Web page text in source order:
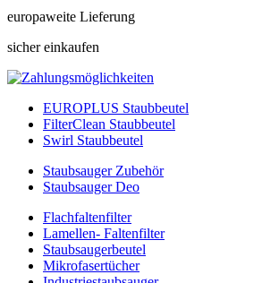
europaweite Lieferung
sicher einkaufen
EUROPLUS Staubbeutel
FilterClean Staubbeutel
Swirl Staubbeutel
Staubsauger Zubehör
Staubsauger Deo
Flachfaltenfilter
Lamellen- Faltenfilter
Staubsaugerbeutel
Mikrofasertücher